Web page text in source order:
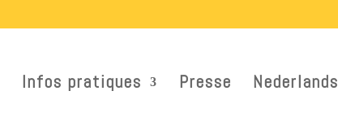
Infos pratiques Presse Nederlands